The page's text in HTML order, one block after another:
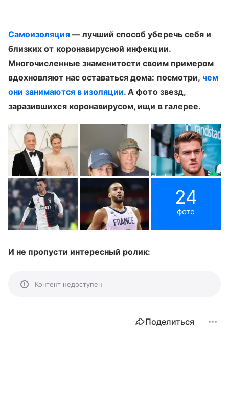
Самоизоляция— лучший способ уберечь себя и
близких от коронавирусной инфекции.
Многочисленные знаменитости своим примером
вдохновляют нас оставаться дома: посмотри, чем
они занимаются в изоляции. А фото звезд,
заразившихся коронавирусом, ищи в галерее.
24
фото
И не пропусти интересный ролик:
Контент недоступен
Поделиться